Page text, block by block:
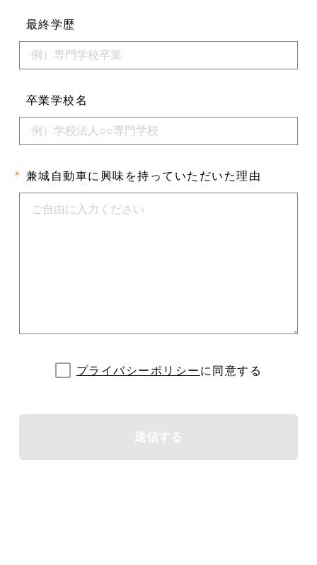
最終学歴
卒業学校名
* 兼城自動車に 興味を持って いただいた理由
プライバシーポリシー に同意する